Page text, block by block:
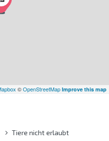
©OpenStreetMap Improve this map
Tiere nicht erlaubt